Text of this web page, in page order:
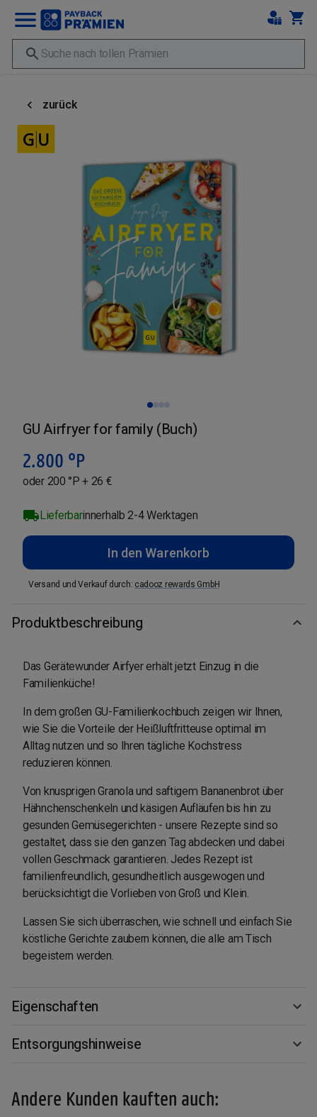
zurück
GU Airfryer for family (Buch)
2.800 °P
oder 200 °P + 26 €
Lieferbarinnerhalb 2-4 Werktagen
In den Warenkorb
Versand und Verkauf durch: cadooz rewards GmbH
Produktbeschreibung
Das Gerätewunder Airfyer erhält jetzt Einzug in die
Familienküche!
In dem großen GU-Familienkochbuch zeigen wir Ihnen,
wie Sie die Vorteile der Heißluftfritteuse optimal im
Alltag nutzen und so Ihren tägliche Kochstress
reduzieren können.
Von knusprigen Granola und saftigem Bananenbrot über
Hähnchenschenkeln und käsigen Aufläufen bis hin zu
gesunden Gemüsegerichten - unsere Rezepte sind so
gestaltet, dass sie den ganzen Tag abdecken und dabei
vollen Geschmack garantieren. Jedes Rezept ist
familienfreundlich, gesundheitlich ausgewogen und
berücksichtigt die Vorlieben von Groß und Klein.
Lassen Sie sich überraschen, wie schnell und einfach Sie
köstliche Gerichte zaubern können, die alle am Tisch
begeistern werden.
Eigenschaften
Entsorgungshinweise
Andere Kunden kauften auch: